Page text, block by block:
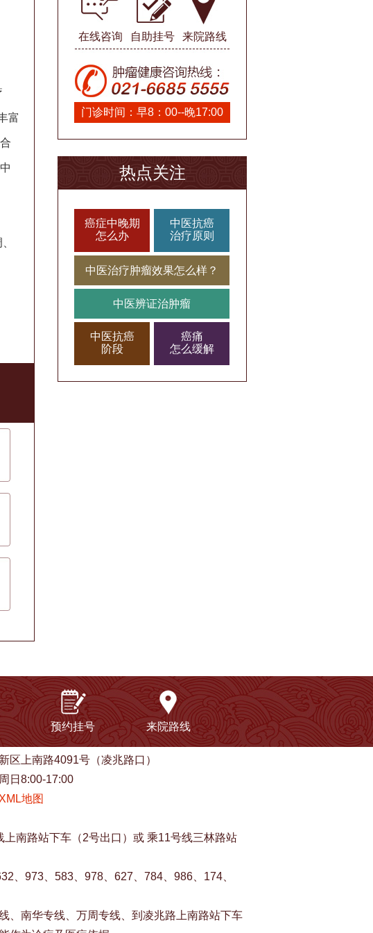
富
在线咨询 自助挂号 来院路线
门诊时间：早8：00--晚17:00
热点关注
癌症中晚期
怎么办
中医抗癌
治疗原则
中医治疗肿瘤效果怎么样？
中医辨证治肿瘤
中医抗癌
阶段
癌痛
怎么缓解
预约挂号 来院路线
区上南路4091号（凌兆路口）
日8:00-17:00
XML地图
上南路站下车（2号出口）或 乘11号线三林路站
、973、583、978、627、784、986、174、
、南华专线、万周专线、到凌兆路上南路站下车